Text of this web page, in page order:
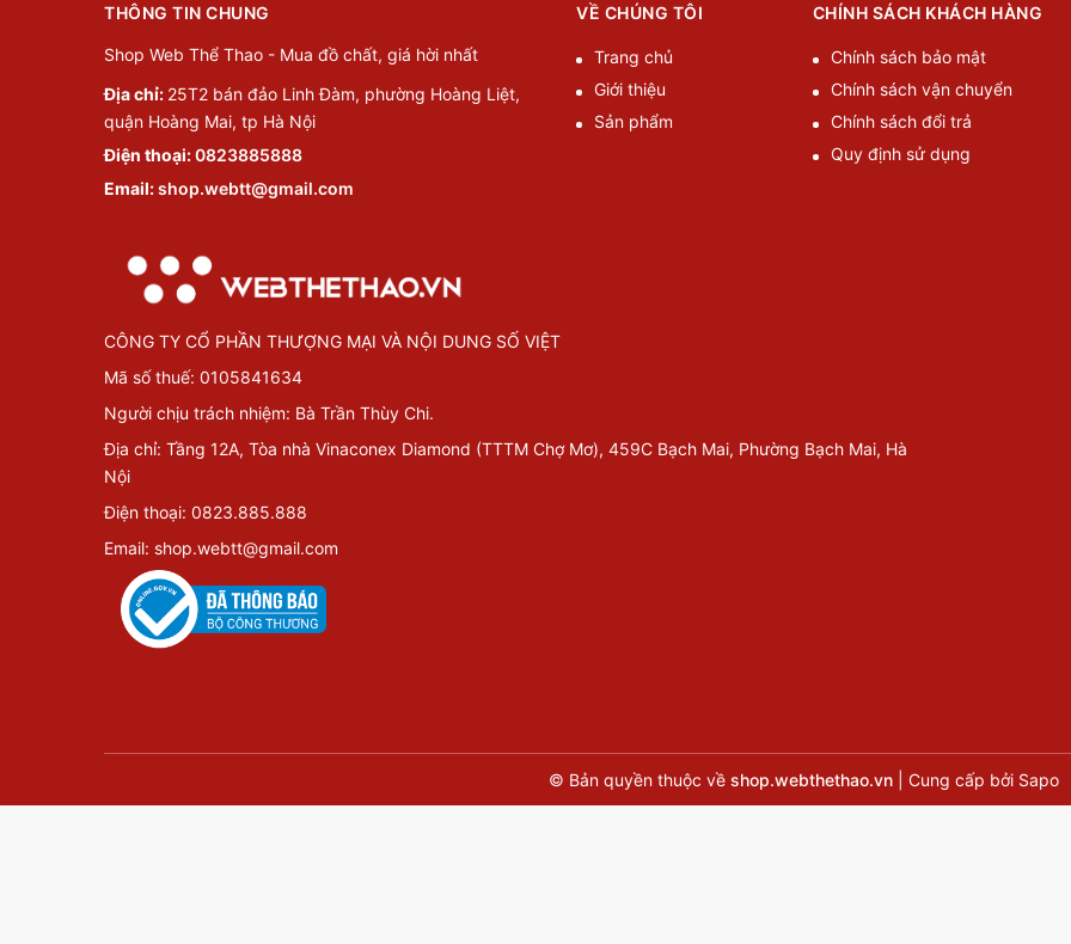
THÔNG TIN CHUNG
Shop Web Thể Thao - Mua đồ chất, giá hời nhất
Địa chỉ: 25T2 bán đảo Linh Đàm, phường Hoàng Liệt,
quận Hoàng Mai, tp Hà Nội
Điện thoại:0823885888
Email:shop.webtt@gmail.com
VỀ CHÚNG TÔI
Trang chủ
Giới thiệu
Sản phẩm
CHÍNH SÁCH KHÁCH HÀNG
Chính sách bảo mật
Chính sách vận chuyển
Chính sách đổi trả
Quy định sử dụng
CÔNG TY CỔ PHẦN THƯỢNG MẠI VÀ NỘI DUNG SỐ VIỆT
Mã số thuế: 0105841634
Người chịu trách nhiệm: Bà Trần Thùy Chi.
Địa chỉ: Tầng 12A, Tòa nhà Vinaconex Diamond (TTTM Chợ Mơ), 459C Bạch Mai, Phường Bạch Mai, Hà
Nội
Điện thoại: 0823.885.888
Email: shop.webtt@gmail.com
© Bản quyền thuộc về shop.webthethao.vn Cung cấp bởi Sapo